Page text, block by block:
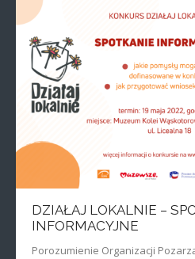
DZIAŁAJ LOKALNIE –
INFORMACYJNE
Porozumienie Organizacji